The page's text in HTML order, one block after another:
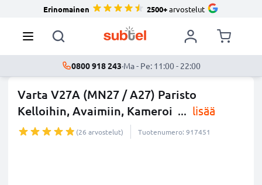
Erinomainen 2500+arvostelut
0800 918 243·Ma - Pe: 11:00 - 22:00
Varta V27A (MN27 / A27) Paristo
Kelloihin, Avaimiin, Kameroi ... lisää
(26 arvostelut) Tuotenumero: 917451